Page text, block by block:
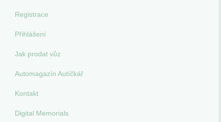
Registrace
Přihlášení
Jak prodat vůz
Automagazín Autíčkář
Kontakt
Digital Memorials